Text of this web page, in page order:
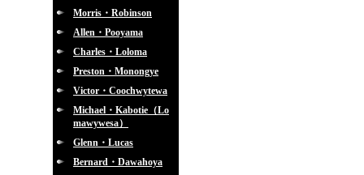
Morris・Robinson
Allen・Pooyama
Charles・Loloma
Preston・Monongye
Victor・Coochwytewa
Michael・Kabotie（Lo
mawywesa）
Glenn・Lucas
Bernard・Dawahoya